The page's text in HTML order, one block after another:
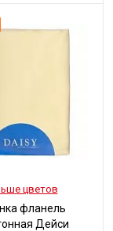
цветов
фланель
Дейси